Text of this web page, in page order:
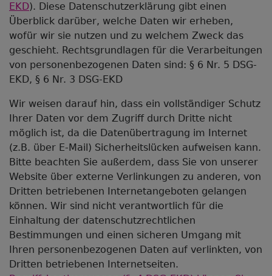
EKD). Diese Datenschutzerklärung gibt einen
Überblick darüber, welche Daten wir erheben,
wofür wir sie nutzen und zu welchem Zweck das
geschieht. Rechtsgrundlagen für die Verarbeitungen
von personenbezogenen Daten sind: § 6 Nr. 5 DSG-
EKD, § 6 Nr. 3 DSG-EKD
Wir weisen darauf hin, dass ein vollständiger Schutz
Ihrer Daten vor dem Zugriff durch Dritte nicht
möglich ist, da die Datenübertragung im Internet
(z.B. über E-Mail) Sicherheitslücken aufweisen kann.
Bitte beachten Sie außerdem, dass Sie von unserer
Website über externe Verlinkungen zu anderen, von
Dritten betriebenen Internetangeboten gelangen
können. Wir sind nicht verantwortlich für die
Einhaltung der datenschutzrechtlichen
Bestimmungen und einen sicheren Umgang mit
Ihren personenbezogenen Daten auf verlinkten, von
Dritten betriebenen Internetseiten.